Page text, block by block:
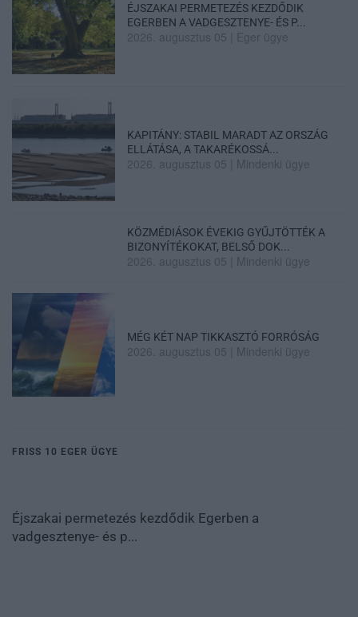
ÉJSZAKAI PERMETEZÉS KEZDŐDIK
EGERBEN A VADGESZTENYE- ÉS P...
2026. augusztus 05 Eger ügye
KAPITÁNY: STABIL MARADT AZ ORSZÁG
ELLÁTÁSA, A TAKARÉKOSSÁ...
2026. augusztus 05 Mindenki ügye
KÖZMÉDIÁSOK ÉVEKIG GYŰJTÖTTÉK A
BIZONYÍTÉKOKAT, BELSŐ DOK...
2026. augusztus 05 Mindenki ügye
MÉG KÉT NAP TIKKASZTÓ FORRÓSÁG
2026. augusztus 05 Mindenki ügye
FRISS 10 EGER ÜGYE
Éjszakai permetezés kezdődik Egerben a
vadgesztenye- és p...